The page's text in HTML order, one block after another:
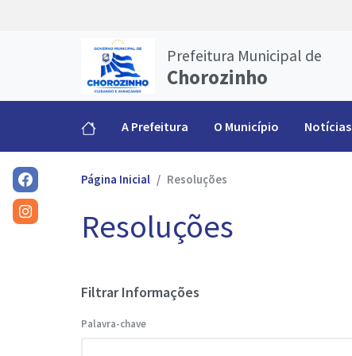
Prefeitura Municipal de
Chorozinho
A Prefeitura O Município Notícias
Página Inicial Resoluções
Resoluções
Filtrar Informações
Palavra-chave